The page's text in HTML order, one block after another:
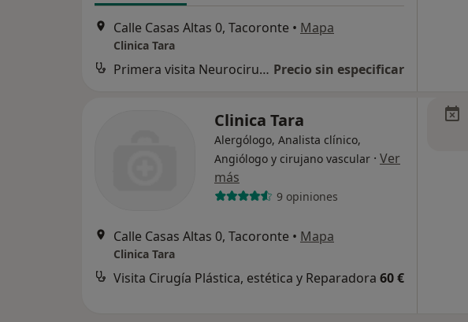
Calle Casas Altas 0, Tacoronte • Mapa
Clinica Tara
Primera visita Neurocirugía Precio sin especificar
Clinica Tara
Alergólogo, Analista clínico,
Angiólogo y cirujano vascular · Ver
más
9 opiniones
Calle Casas Altas 0, Tacoronte • Mapa
Clinica Tara
Visita Cirugía Plástica, estética y Reparadora 60 €